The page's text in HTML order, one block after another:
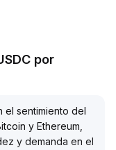
por
el sentimiento del
y Ethereum,
y demanda en el